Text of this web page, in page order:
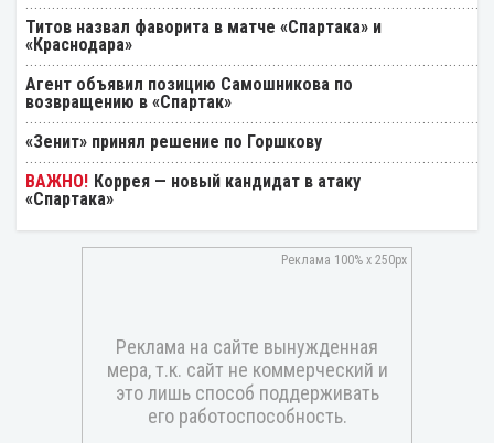
Титов назвал фаворита в матче «Спартака» и
«Краснодара»
Агент объявил позицию Самошникова по
возвращению в «Спартак»
«Зенит» принял решение по Горшкову
Коррея — новый кандидат в атаку
«Спартака»